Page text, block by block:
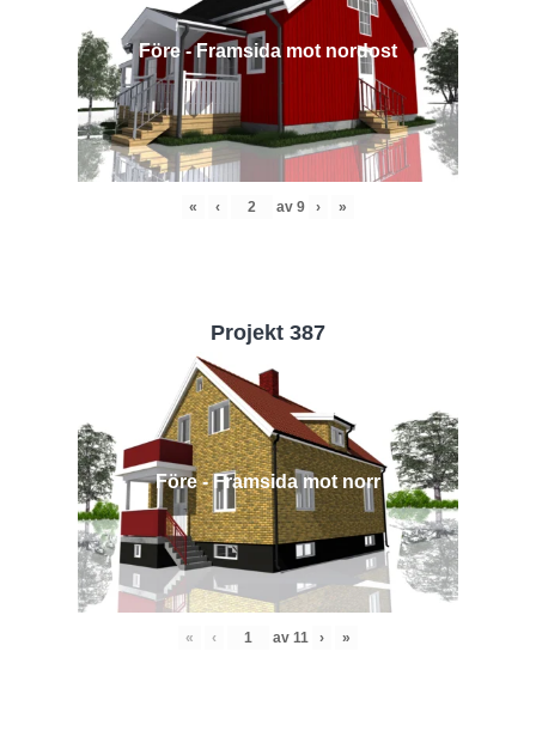
Före - Framsida mot nordost
« ‹ av 9 › »
Projekt 387
Före - Framsida mot norr
« ‹ av 11 › »